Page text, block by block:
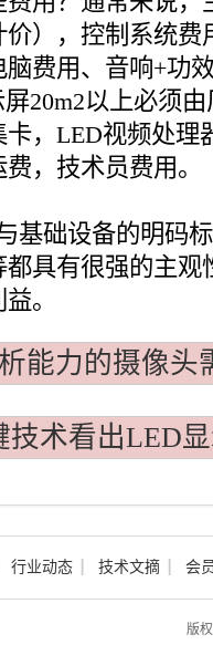
），控制系统费
费用、音响+功
20m2以上必须
，LED视频处理
，技术员费用。
础设备的明码标
具有很强的主
。
能力的摄像头
技术看出LED
行业动态 技术文摘 会
版